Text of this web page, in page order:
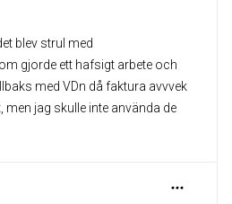
blev strul med
gjorde ett hafsigt arbete och
med VDn då faktura avvvek
jag skulle inte använda de